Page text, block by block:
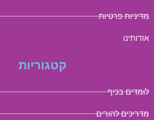
מדיניות פרטיות
אודותינו
קטגוריות
לומדים בכיף
מדריכים להורים